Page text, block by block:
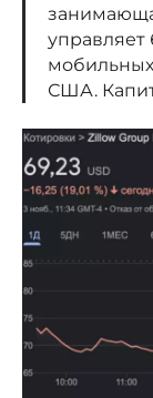
США.